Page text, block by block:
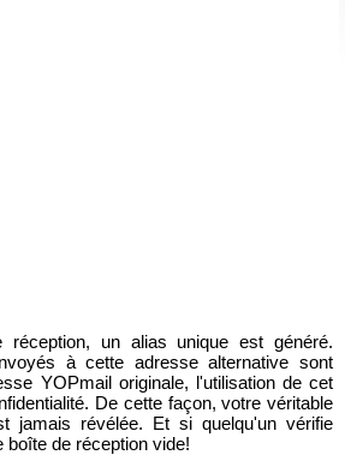
réception, un alias unique est généré.
à cette adresse alternative sont
YOPmail originale, l'utilisation de cet
De cette façon, votre véritable
jamais révélée. Et si quelqu'un vérifie
boîte de réception vide!